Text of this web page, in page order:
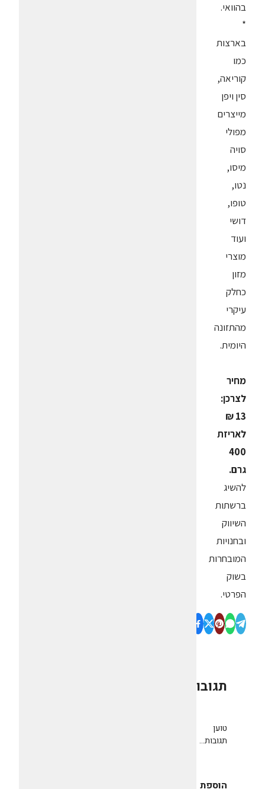
בהוואי.
*
בארצות
כמו
קוריאה,
סין ויפן
מייצרים
מפולי
סויה
מיסו,
נטו,
טופו,
דושי
ועוד
מוצרי
מזון
כחלק
עיקרי
מהתזונה
היומית.
מחיר
לצרכן:
13 ₪
לאריזת
400
גרם.
להשיג
ברשתות
השיווק
ובחנויות
המובחרות
בשוק
הפרטי.
תגובות
טוען
תגובות...
הוספת